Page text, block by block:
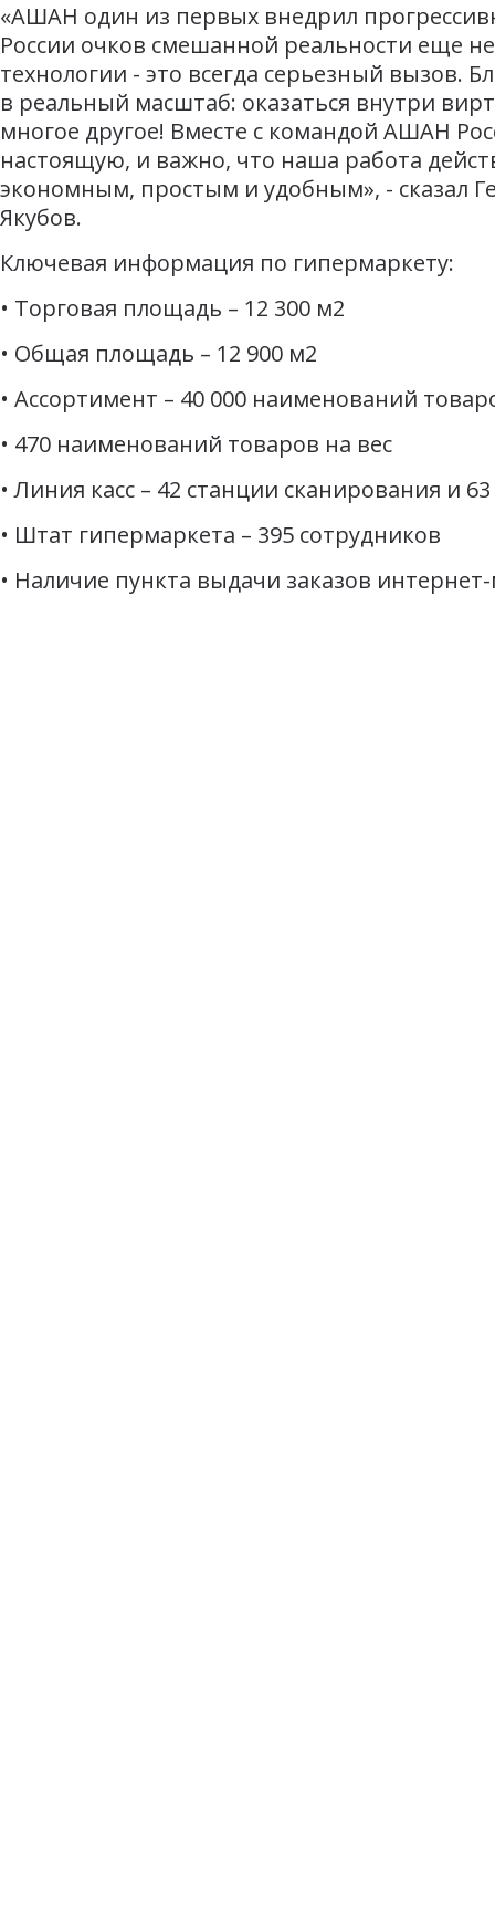
«АШАН один из первых внедрил
России очков смешанной реальности еще
технологии - это всегда серьезный вызов.
в реальный масштаб: оказаться внутри
многое другое! Вместе с командой АШАН
настоящую, и важно, что наша работа
экономным, простым и удобным», - сказал
Якубов.
Ключевая информация по гипермаркету:
• Торговая площадь – 12 300 м2
• Общая площадь – 12 900 м2
• Ассортимент – 40 000 наименований
• 470 наименований товаров на вес
• Линия касс – 42 станции сканирования и
• Штат гипермаркета – 395 сотрудников
• Наличие пункта выдачи заказов